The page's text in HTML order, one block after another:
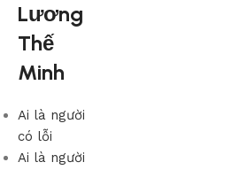
Lương
Thế
Minh
Ai là người
có lỗi
Ai là người